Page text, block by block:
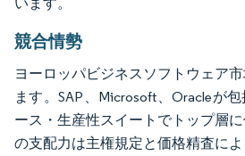
競合情勢
ヨーロッパビジネスソフトウェア
ます。SAP、Microsoft、Oracleが
ース・生産性スイートでトップ層
の支配力は主権規定と価格精査によ